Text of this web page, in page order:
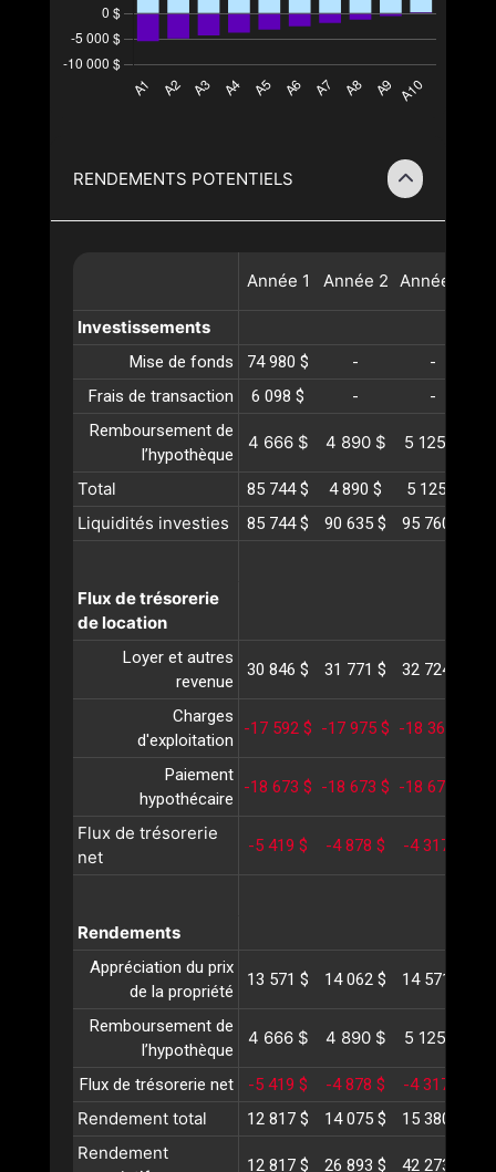
RENDEMENTS POTENTIELS
Année 1 Année 2 Année
Investissements
Mise de fonds 74 980 $ -
-
Frais de transaction
6 098 $ -
-
Remboursement de
l’hypothèque
4 666 $ 4 890 $ 5 125 $
Total 85 744 $ 4 890 $ 5 125 $
Liquidités investies 85 744 $ 90 635 $ 95 760 $
Flux de trésorerie
de location
Loyer et autres
revenue
30 846 $ 31 771 $ 32 724 $
Charges
d'exploitation
-17 592 $ -17 975 $ -18 367 $
Paiement
hypothécaire
-18 673 $ -18 673 $ -18 673 $
Flux de trésorerie
net
-5 419 $ -4 878 $ -4 317 $
Rendements
Appréciation du prix
de la propriété
13 571 $ 14 062 $ 14 571 $
Remboursement de
l’hypothèque
4 666 $ 4 890 $ 5 125 $
Flux de trésorerie net -5 419 $ -4 878 $ -4 317 $
Rendement total 12 817 $ 14 075 $ 15 380 $
Rendement
12 817 $ 26 893 $ 42 273 $